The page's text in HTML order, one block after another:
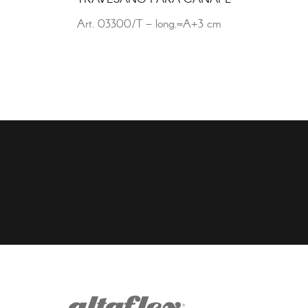
Art. 03300/T – long.=A+3 cm